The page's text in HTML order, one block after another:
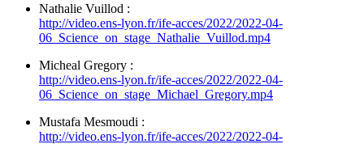
Nathalie Vuillod :
http://video.ens-lyon.fr/ife-acces/2022/2022-04-
06_Science_on_stage_Nathalie_Vuillod.mp4
Micheal Gregory :
http://video.ens-lyon.fr/ife-acces/2022/2022-04-
06_Science_on_stage_Michael_Gregory.mp4
Mustafa Mesmoudi :
http://video.ens-lyon.fr/ife-acces/2022/2022-04-